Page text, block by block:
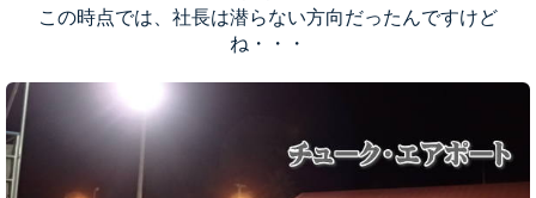
この時点では、社長は潜らない方向だったんですけど
ね・・・